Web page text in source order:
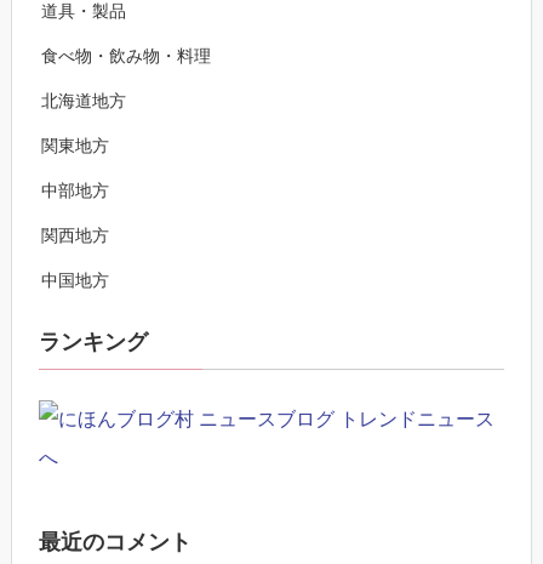
道具・製品
食べ物・飲み物・料理
北海道地方
関東地方
中部地方
関西地方
中国地方
ランキング
最近のコメント